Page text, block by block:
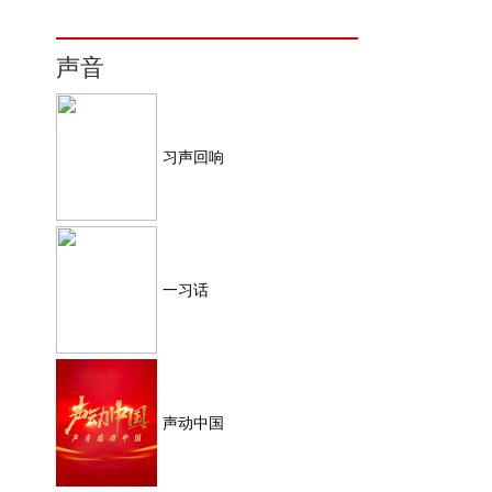
声音
习声回响
一习话
声动中国